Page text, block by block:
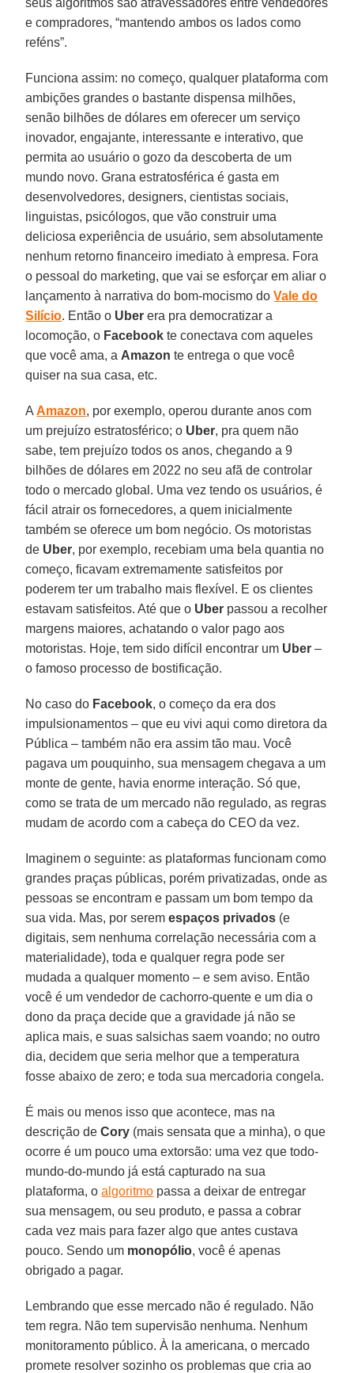
e compradores, “mantendo ambos os lados como
reféns”.
Funciona assim: no começo, qualquer plataforma com
ambições grandes o bastante dispensa milhões,
senão bilhões de dólares em oferecer um serviço
inovador, engajante, interessante e interativo, que
permita ao usuário o gozo da descoberta de um
mundo novo. Grana estratosférica é gasta em
desenvolvedores, designers, cientistas sociais,
linguistas, psicólogos, que vão construir uma
deliciosa experiência de usuário, sem absolutamente
nenhum retorno financeiro imediato à empresa. Fora
o pessoal do marketing, que vai se esforçar em aliar o
lançamento à narrativa do bom-mocismo doVale do
Silício. Então o Uber era pra democratizar a
locomoção, o Facebook te conectava com aqueles
que você ama, a Amazon te entrega o que você
quiser na sua casa, etc.
AAmazon, por exemplo, operou durante anos com
um prejuízo estratosférico; o Uber, pra quem não
sabe, tem prejuízo todos os anos, chegando a 9
bilhões de dólares em 2022 no seu afã de controlar
todo o mercado global. Uma vez tendo os usuários, é
fácil atrair os fornecedores, a quem inicialmente
também se oferece um bom negócio. Os motoristas
de Uber, por exemplo, recebiam uma bela quantia no
começo, ficavam extremamente satisfeitos por
poderem ter um trabalho mais flexível. E os clientes
estavam satisfeitos. Até que o Uber passou a recolher
margens maiores, achatando o valor pago aos
motoristas. Hoje, tem sido difícil encontrar um Uber –
o famoso processo de bostificação.
No caso do Facebook, o começo da era dos
impulsionamentos – que eu vivi aqui como diretora da
Pública – também não era assim tão mau. Você
pagava um pouquinho, sua mensagem chegava a um
monte de gente, havia enorme interação. Só que,
como se trata de um mercado não regulado, as regras
mudam de acordo com a cabeça do CEO da vez.
Imaginem o seguinte: as plataformas funcionam como
grandes praças públicas, porém privatizadas, onde as
pessoas se encontram e passam um bom tempo da
sua vida. Mas, por seremespaços privados (e
digitais, sem nenhuma correlação necessária com a
materialidade), toda e qualquer regra pode ser
mudada a qualquer momento – e sem aviso. Então
você é um vendedor de cachorro-quente e um dia o
dono da praça decide que a gravidade já não se
aplica mais, e suas salsichas saem voando; no outro
dia, decidem que seria melhor que a temperatura
fosse abaixo de zero; e toda sua mercadoria congela.
É mais ou menos isso que acontece, mas na
descrição deCory (mais sensata que a minha), o que
ocorre é um pouco uma extorsão: uma vez que todo-
mundo-do-mundo já está capturado na sua
plataforma, oalgoritmo passa a deixar de entregar
sua mensagem, ou seu produto, e passa a cobrar
cada vez mais para fazer algo que antes custava
pouco. Sendo um monopólio, você é apenas
obrigado a pagar.
Lembrando que esse mercado não é regulado. Não
tem regra. Não tem supervisão nenhuma. Nenhum
monitoramento público. À la americana, o mercado
promete resolver sozinho os problemas que cria ao